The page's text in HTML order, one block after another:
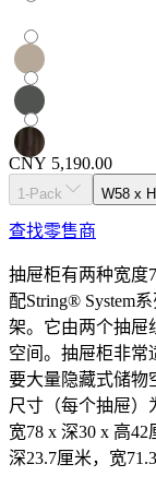
CNY 5,190.00
1-Pack W58 x
查找零售商
抽屉柜有两种宽度
配String® System
架。它由两个抽屉
空间。抽屉柜非常
要大量隐藏式储物
尺寸（每个抽屉）
宽78 x 深30 x 高
深23.7厘米，宽